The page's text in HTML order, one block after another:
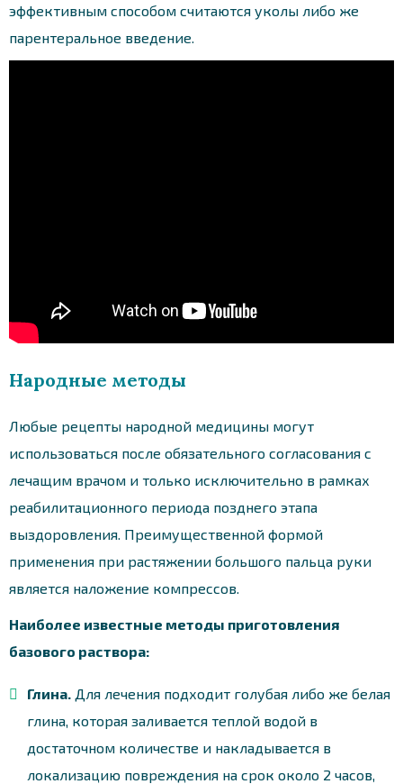
эффективным способом считаются уколы либо же
парентеральное введение.
Народные методы
Любые рецепты народной медицины могут
использоваться после обязательного согласования с
лечащим врачом и только исключительно в рамках
реабилитационного периода позднего этапа
выздоровления. Преимущественной формой
применения при растяжении большого пальца руки
является наложение компрессов.
Наиболее известные методы приготовления
базового раствора:
Глина. Для лечения подходит голубая либо же белая
глина, которая заливается теплой водой в
достаточном количестве и накладывается в
локализацию повреждения на срок около 2 часов,